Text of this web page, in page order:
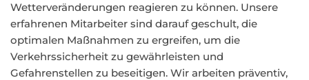
Wetterveränderungen reagieren zu können. Unsere
erfahrenen Mitarbeiter sind darauf geschult, die
optimalen Maßnahmen zu ergreifen, um die
Verkehrssicherheit zu gewährleisten und
Gefahrenstellen zu beseitigen. Wir arbeiten präventiv,